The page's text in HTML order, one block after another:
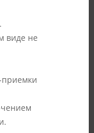
виде не
приемки